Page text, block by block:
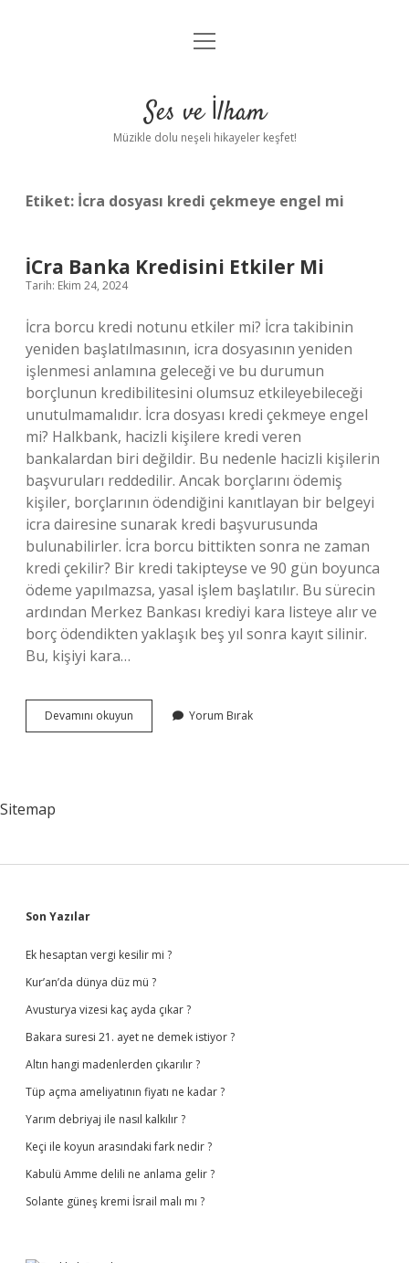
Anasayfa
Yasal Uyarı
menüyü
Ses ve İlham
Müzikle dolu neşeli hikayeler keşfet!
Etiket: İcra dosyası kredi çekmeye engel mi
İCra Banka Kredisini Etkiler Mi
Tarih: Ekim 24, 2024
İcra borcu kredi notunu etkiler mi? İcra takibinin
yeniden başlatılmasının, icra dosyasının yeniden
işlenmesi anlamına geleceği ve bu durumun
borçlunun kredibilitesini olumsuz etkileyebileceği
unutulmamalıdır. İcra dosyası kredi çekmeye engel
mi? Halkbank, hacizli kişilere kredi veren
bankalardan biri değildir. Bu nedenle hacizli kişilerin
başvuruları reddedilir. Ancak borçlarını ödemiş
kişiler, borçlarının ödendiğini kanıtlayan bir belgeyi
icra dairesine sunarak kredi başvurusunda
bulunabilirler. İcra borcu bittikten sonra ne zaman
kredi çekilir? Bir kredi takipteyse ve 90 gün boyunca
ödeme yapılmazsa, yasal işlem başlatılır. Bu sürecin
ardından Merkez Bankası krediyi kara listeye alır ve
borç ödendikten yaklaşık beş yıl sonra kayıt silinir.
Bu, kişiyi kara…
Devamını okuyun
Banka
Yorum Bırak
Sitemap
Sidebar
Son Yazılar
Ek hesaptan vergi kesilir mi ?
Kur’an’da dünya düz mü ?
Avusturya vizesi kaç ayda çıkar ?
Bakara suresi 21. ayet ne demek istiyor ?
Altın hangi madenlerden çıkarılır ?
Tüp açma ameliyatının fiyatı ne kadar ?
Yarım debriyaj ile nasıl kalkılır ?
Keçi ile koyun arasındaki fark nedir ?
Kabulü Amme delili ne anlama gelir ?
Solante güneş kremi İsrail malı mı ?